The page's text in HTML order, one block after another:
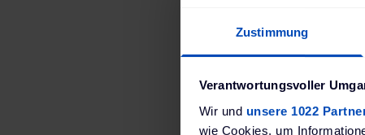
Zustimmung
Verantwortungsvoller
Wir und unsere 1022
wie Cookies, um
Aufwand